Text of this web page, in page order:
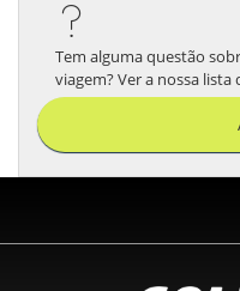
Tem alguma questão
viagem? Ver a nossa